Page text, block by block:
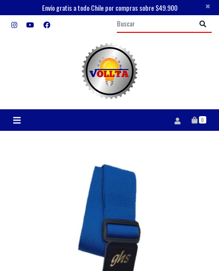
Envío gratis a todo Chile por compras sobre $49.900 ×
0